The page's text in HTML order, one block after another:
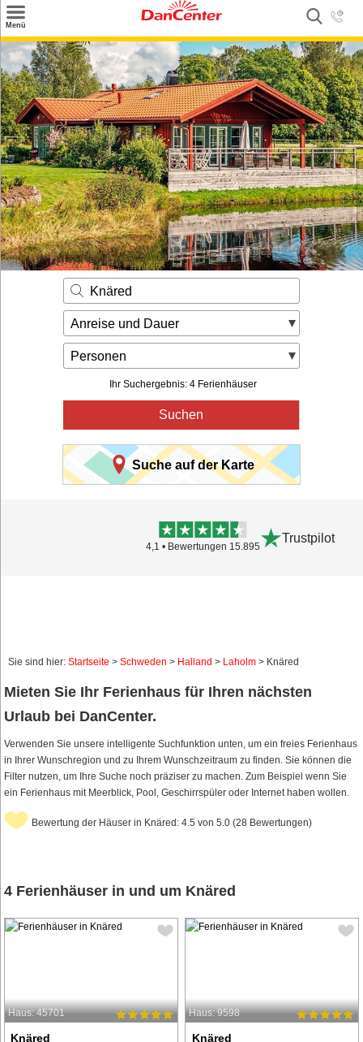
Menü
Suchen
Urlaubsziele
Weitere Urlaubsziele
Angebote
Inspiration
Kontakt
Gut zu wissen
Login
Knäred
Anreise und Dauer
Personen
Ihr Suchergebnis: 4 Ferienhäuser
Suchen
Suche auf der Karte
4,1 • Bewertungen 15.895
Trustpilot
Sie sind hier: Startseite > Schweden > Halland > Laholm > Knäred
Mieten Sie Ihr Ferienhaus für Ihren nächsten
Urlaub bei DanCenter.
Verwenden Sie unsere intelligente Suchfunktion unten, um ein freies Ferienhaus
in Ihrer Wunschregion und zu Ihrem Wunschzeitraum zu finden. Sie können die
Filter nutzen, um Ihre Suche noch präziser zu machen. Zum Beispiel wenn Sie
ein Ferienhaus mit Meerblick, Pool, Geschirrspüler oder Internet haben wollen.
Bewertung der Häuser in Knäred: 4.5 von 5.0 (28 Bewertungen)
4 Ferienhäuser in und um Knäred
Haus: 45701
Knäred
Haus: 9598
Knäred